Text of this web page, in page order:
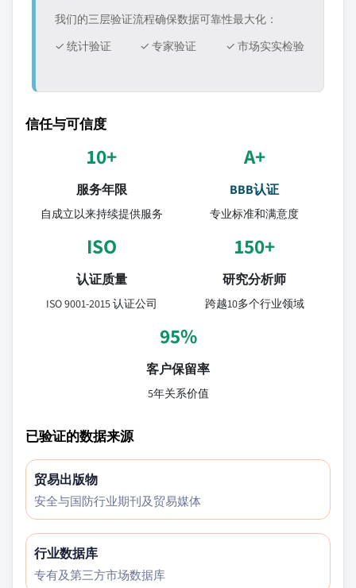
我们的三层验证流程确保数据可靠性最大化：
✓ 统计验证
✓ 专家验证 ✓ 市场实实检验
信任与可信度
10+
服务年限
自成立以来持续提供服务
A+
BBB认证
专业标准和满意度
ISO
认证质量
ISO 9001-2015 认证公司
150+
研究分析师
跨越10多个行业领域
95%
客户保留率
5年关系价值
已验证的数据来源
贸易出版物
安全与国防行业期刊及贸易媒体
行业数据库
专有及第三方市场数据库